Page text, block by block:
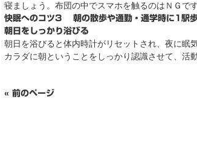
寝ましょう。布団の中でスマホを触るのはＮＧです
快眠へのコツ3 朝の散歩や通勤・通学時に1駅歩
朝日をしっかり浴びる
朝日を浴びると体内時計がリセットされ、夜に眠
カラダに朝ということをしっかり認識させて、活
« 前のページ